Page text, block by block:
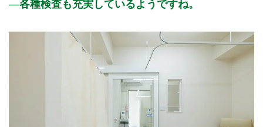
各種検査も充実しているようですね。